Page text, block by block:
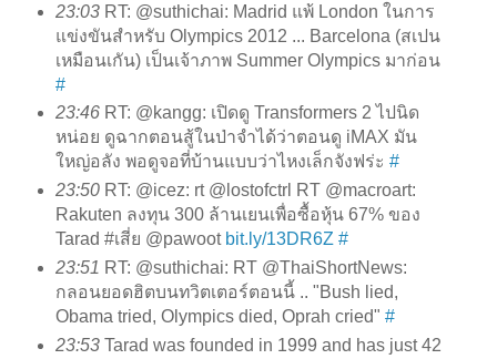
23:03RT: @suthichai: Madrid แพ้ London ในการ
แข่งขันสำหรับ Olympics 2012 ... Barcelona (สเปน
เหมือนเกัน) เป็นเจ้าภาพ Summer Olympics มาก่อน
#
23:46RT: @kangg: เปิดดู Transformers 2 ไปนิด
หน่อย ดูฉากตอนสู้ในป่าจำได้ว่าตอนดู iMAX มัน
ใหญ่อลัง พอดูจอที่บ้านแบบว่าไหงเล็กจังฟร่ะ #
23:50RT: @icez: rt @lostofctrl RT @macroart:
Rakuten ลงทุน 300 ล้านเยนเพื่อซื้อหุ้น 67% ของ
Tarad #เสี่ย @pawoot bit.ly/13DR6Z #
23:51 RT: @suthichai: RT @ThaiShortNews:
กลอนยอดฮิตบนทวิตเตอร์ตอนนี้ .. "Bush lied,
Obama tried, Olympics died, Oprah cried" #
23:53Tarad was founded in 1999 and has just 42